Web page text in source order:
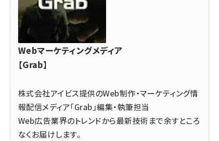
Webマーケティングメディア
【Grab】
株式会社アイビス提供のWeb制作・マーケティング情
報配信メディア「Grab」編集・執筆担当
Web広告業界のトレンドから最新技術まで余すところ
なくお届けします。